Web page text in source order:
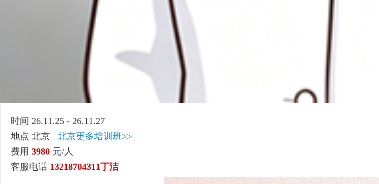
时间 26.11.25 - 26.11.27
地点 北京 北京更多培训班>>
费用 3980 元/人
客服电话 13218704311丁洁